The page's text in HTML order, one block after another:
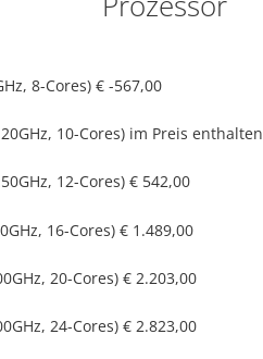
8-Cores) € -567,00
10-Cores) im Preis enthalten
12-Cores) € 542,00
16-Cores) € 1.489,00
20-Cores) € 2.203,00
24-Cores) € 2.823,00